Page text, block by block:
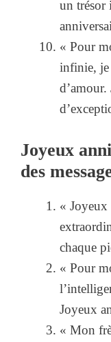
un trésor
« Pour
infinie, je
Joyeux
des
« Joyeux
chaque
« Pour
Joyeux
« Mon